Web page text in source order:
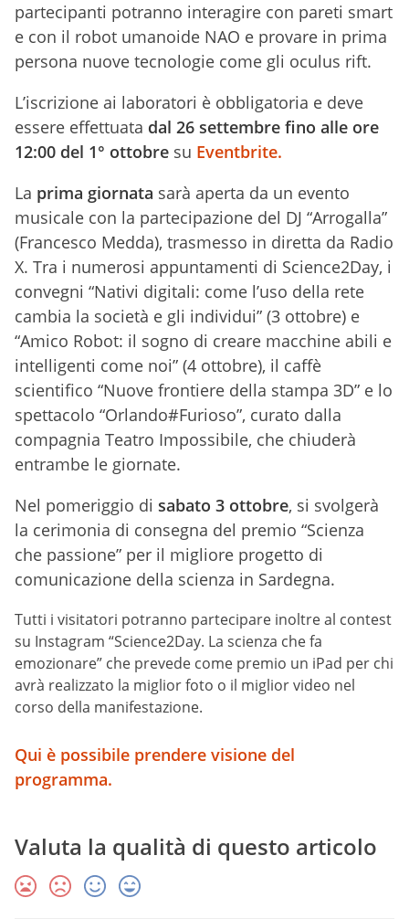
partecipanti potranno interagire con pareti smart
e con il robot umanoide NAO e provare in prima
persona nuove tecnologie come gli oculus rift.
L’iscrizione ai laboratori è obbligatoria e deve
essere effettuata dal 26 settembre fino alle ore
12:00 del 1° ottobre su Eventbrite.
La prima giornata sarà aperta da un evento
musicale con la partecipazione del DJ “Arrogalla”
(Francesco Medda), trasmesso in diretta da Radio
X. Tra i numerosi appuntamenti di Science2Day, i
convegni “Nativi digitali: come l’uso della rete
cambia la società e gli individui” (3 ottobre) e
“Amico Robot: il sogno di creare macchine abili e
intelligenti come noi” (4 ottobre), il caffè
scientifico “Nuove frontiere della stampa 3D” e lo
spettacolo “Orlando#Furioso”, curato dalla
compagnia Teatro Impossibile, che chiuderà
entrambe le giornate.
Nel pomeriggio di sabato 3 ottobre, si svolgerà
la cerimonia di consegna del premio “Scienza
che passione” per il migliore progetto di
comunicazione della scienza in Sardegna.
Tutti i visitatori potranno partecipare inoltre al contest
su Instagram “Science2Day. La scienza che fa
emozionare” che prevede come premio un iPad per chi
avrà realizzato la miglior foto o il miglior video nel
corso della manifestazione.
Qui è possibile prendere visione del
programma.
Valuta la qualità di questo articolo